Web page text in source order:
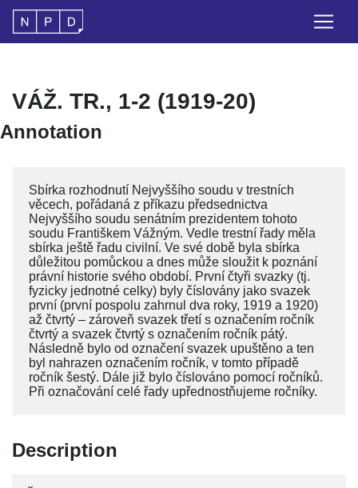
VÁŽ. TR., 1-2 (1919-20)
Annotation
Sbírka rozhodnutí Nejvyššího soudu v trestních
věcech, pořádaná z příkazu předsednictva
Nejvyššího soudu senátním prezidentem tohoto
soudu Františkem Vážným. Vedle trestní řady měla
sbírka ještě řadu civilní. Ve své době byla sbírka
důležitou pomůckou a dnes může sloužit k poznání
právní historie svého období. První čtyři svazky (tj.
fyzicky jednotné celky) byly číslovány jako svazek
první (první pospolu zahrnul dva roky, 1919 a 1920)
až čtvrtý – zároveň svazek třetí s označením ročník
čtvrtý a svazek čtvrtý s označením ročník pátý.
Následně bylo od označení svazek upuštěno a ten
byl nahrazen označením ročník, v tomto případě
ročník šestý. Dále již bylo číslováno pomocí ročníků.
Při označování celé řady upřednostňujeme ročníky.
Description